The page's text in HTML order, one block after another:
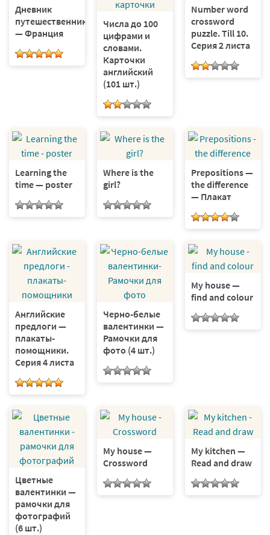
Дневник
путешественника
— Франция
Числа до 100
цифрами и
словами.
Карточки
английский
(101 шт.)
Number word
crossword
puzzle. Till 10.
Серия 2 листа
Learning the
time — poster
Where is the
girl?
Prepositions —
the difference
— Плакат
Английские
предлоги —
плакаты-
помощники.
Серия 4 листа
Черно-белые
валентинки —
Рамочки для
фото (4 шт.)
My house —
find and colour
Цветные
валентинки —
рамочки для
фотографий
(6 шт.)
My house —
Crossword
My kitchen —
Read and draw